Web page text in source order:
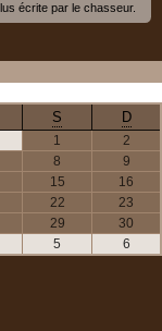
écrite par le chasseur.
S D
1
2
8
9
15
16
22
23
29
30
5 6